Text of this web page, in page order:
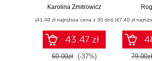
nauczania IREB®
Przykładowe
pytania
egzaminacyjne z
odpowiedziami
Karolina Zmitrowicz
(41,40 zł najniższa cena z 30 dni)
43.47 zł
69.00zł (-37%)
(47,40 zł
79.00zł